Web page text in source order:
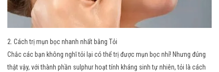
2. Cách trị mụn bọc nhanh nhất bằng Tỏi
Chắc các bạn không nghĩ tỏi lại có thể trị được mụn bọc nhỉ! Nhưng đúng
thật vậy, với thành phần sulphur hoạt tính kháng sinh tự nhiên, tỏi là cách